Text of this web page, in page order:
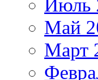
Июль
Май
Март